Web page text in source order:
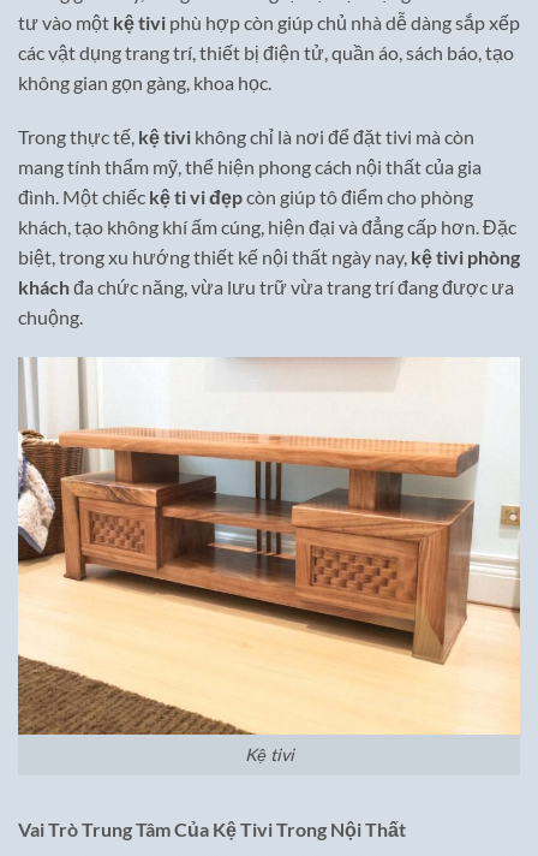
tư vào một kệ tivi phù hợp còn giúp chủ nhà dễ dàng sắp xếp
các vật dụng trang trí, thiết bị điện tử, quần áo, sách báo, tạo
không gian gọn gàng, khoa học.
Trong thực tế, kệ tivi không chỉ là nơi để đặt tivi mà còn
mang tính thẩm mỹ, thể hiện phong cách nội thất của gia
đình. Một chiếc kệ ti vi đẹpcòn giúp tô điểm cho phòng
khách, tạo không khí ấm cúng, hiện đại và đẳng cấp hơn. Đặc
biệt, trong xu hướng thiết kế nội thất ngày nay, kệ tivi phòng
kháchđa chức năng, vừa lưu trữ vừa trang trí đang được ưa
chuộng.
Kệ tivi
Vai Trò Trung Tâm Của Kệ Tivi Trong Nội Thất